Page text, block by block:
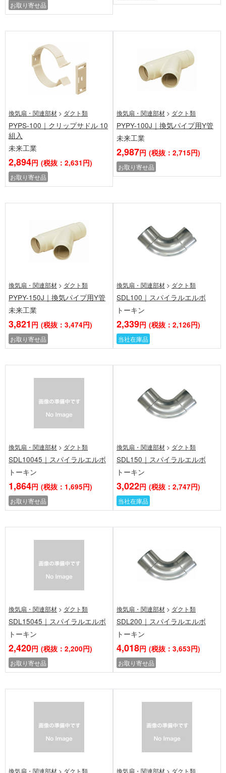
お取り寄せ品
換気扇・関連部材 > ダクト類
PYPS-100｜クリップサドル 10
組入
未来工業
2,894円 (税抜：2,631円)
お取り寄せ品
換気扇・関連部材 > ダクト類
PYPY-100J｜換気パイプ用Y管
未来工業
2,987円 (税抜：2,715円)
お取り寄せ品
換気扇・関連部材 > ダクト類
PYPY-150J｜換気パイプ用Y管
未来工業
3,821 円 (税抜：3,474円)
お取り寄せ品
換気扇・関連部材 > ダクト類
SDL100｜スパイラルエルボ
トーキン
2,339円 (税抜：2,126円)
当社在庫品
換気扇・関連部材 > ダクト類
SDL10045｜スパイラルエルボ
トーキン
1,864円 (税抜：1,695円)
お取り寄せ品
換気扇・関連部材 > ダクト類
SDL150｜スパイラルエルボ
トーキン
3,022円 (税抜：2,747円)
当社在庫品
換気扇・関連部材 > ダクト類
SDL15045｜スパイラルエルボ
トーキン
2,420円 (税抜：2,200円)
お取り寄せ品
換気扇・関連部材 > ダクト類
SDL200｜スパイラルエルボ
トーキン
4,018円 (税抜：3,653円)
お取り寄せ品
換気扇・関連部材 > ダクト類 換気扇・関連部材 > ダクト類